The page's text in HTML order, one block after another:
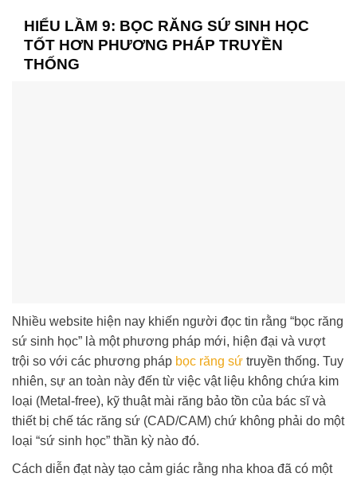
HIỂU LẦM 9: BỌC RĂNG SỨ SINH HỌC
TỐT HƠN PHƯƠNG PHÁP TRUYỀN
THỐNG
Nhiều website hiện nay khiến người đọc tin rằng “bọc răng
sứ sinh học” là một phương pháp mới, hiện đại và vượt
trội so với các phương pháp bọc răng sứ truyền thống. Tuy
nhiên, sự an toàn này đến từ việc vật liệu không chứa kim
loại (Metal-free), kỹ thuật mài răng bảo tồn của bác sĩ và
thiết bị chế tác răng sứ (CAD/CAM) chứ không phải do một
loại “sứ sinh học” thần kỳ nào đó.
Cách diễn đạt này tạo cảm giác rằng nha khoa đã có một